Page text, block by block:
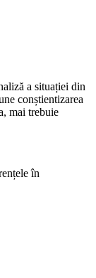
a situației din
conștientizarea
mai trebuie
în